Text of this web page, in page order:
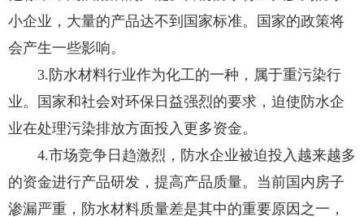
小企业，大量的产品达不到国家标准。国家的政策将
会产生一些影响。
3.防水材料行业作为化工的一种，属于重污染行
业。国家和社会对环保日益强烈的要求，迫使防水企
业在处理污染排放方面投入更多资金。
4.市场竞争日趋激烈，防水企业被迫投入越来越多
的资金进行产品研发，提高产品质量。当前国内房子
渗漏严重，防水材料质量差是其中的重要原因之一，